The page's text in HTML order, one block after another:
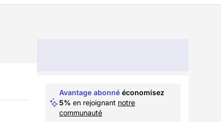
Avantage abonné économisez
5% en rejoignant notre
communauté